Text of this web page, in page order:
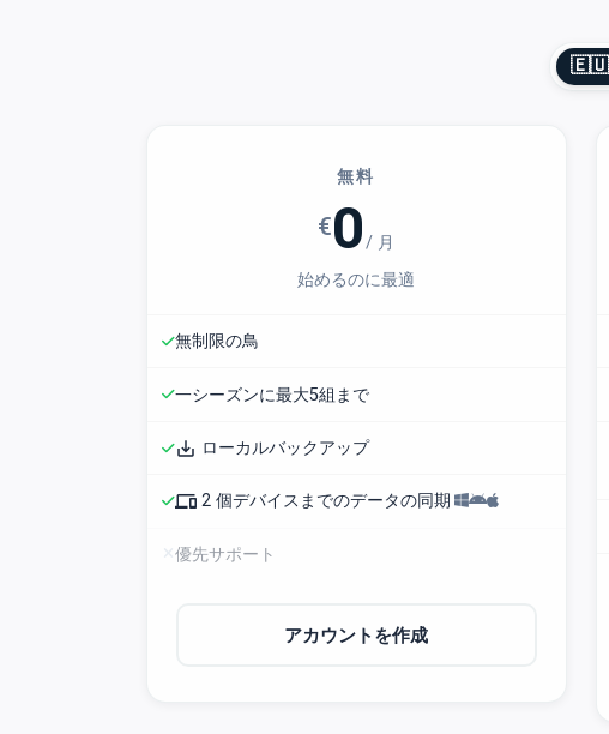
🇪🇺
無料
€0/ 月
始めるのに最適
無制限の鳥
一シーズンに最大5組まで
save_alt ローカルバックアップ
phonelink 2 個デバイスまでのデータの同期
優先サポート
アカウントを作成